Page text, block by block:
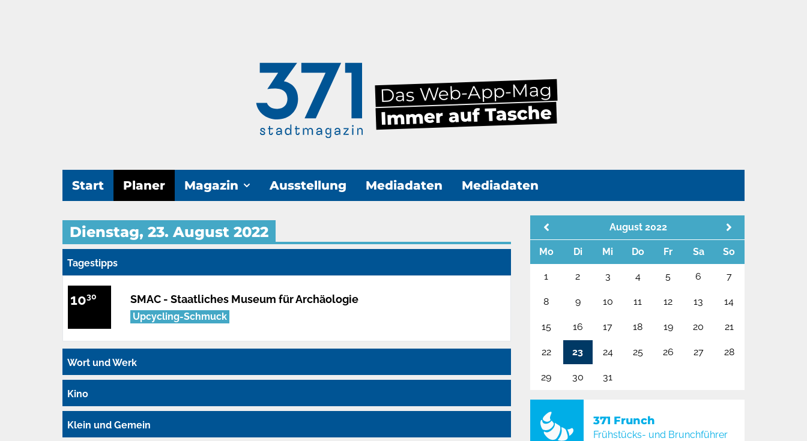
Das Web-App-Mag
Immer auf Tasche
Start Planer Magazin Ausstellung Mediadaten Mediadaten
Dienstag, 23. August 2022
Tagestipps
1030 SMAC - Staatliches Museum für Archäologie
Upcycling-Schmuck
Wort und Werk
Kino
Klein und Gemein
August 2022
Mo Di Mi Do Fr Sa So
1 2 3 4 5 6 7
8 9 10 11 12 13 14
15 16 17 18 19 20 21
22 23 24 25 26 27 28
29 30 31
371 Frunch
Frühstücks- und Brunchführer